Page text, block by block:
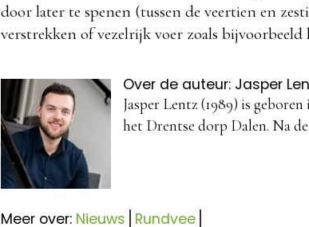
door later te spenen (tussen de veertien en
verstrekken of vezelrijk voer zoals bijvoorbeeld
Over de auteur: Jasper
Jasper Lentz (1989) is
het Drentse dorp Dalen. Na
Meer over: Nieuws Rundvee